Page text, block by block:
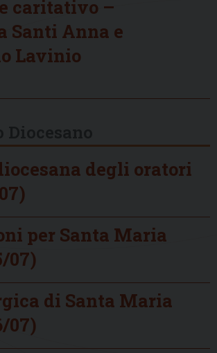
caritativo –
Santi Anna e
Lavinio
degli oratori
per Santa Maria
07)
di Santa Maria
07)